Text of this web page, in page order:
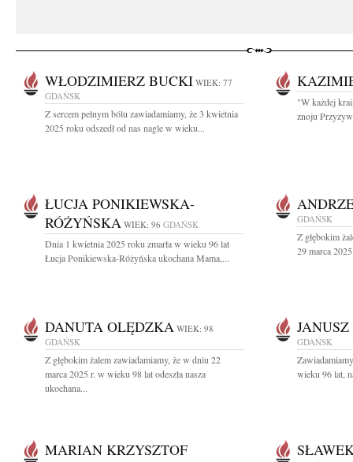
WŁODZIMIERZ BUCKI WIEK: 77
GDAŃSK
Z sercem pełnym bólu zawiadamiamy, że 3 kwietnia
2025 roku odszedł od nas nagle w wieku...
"W każdej
znoju
ŁUCJA PONIKIEWSKA-
RÓŻYŃSKA WIEK: 96 GDAŃSK
Dnia 1 kwietnia 2025 roku zmarła w wieku 96 lat
Łucja Ponikiewska-Różyńska ukochana Mama,...
GDAŃSK
Z głębokim
29 marca
DANUTA OLĘDZKA WIEK: 98
GDAŃSK
Z głębokim żalem zawiadamiamy, że w dniu 22
marca 2025 r. w wieku 98 lat odeszła nasza
ukochana...
GDAŃSK
wieku 96 lat,
MARIAN KRZYSZTOF